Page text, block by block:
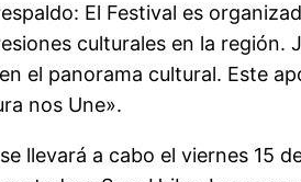
: El Festival es
culturales en la
el panorama cultural. Este
nos Une».
llevará a cabo el viernes 15